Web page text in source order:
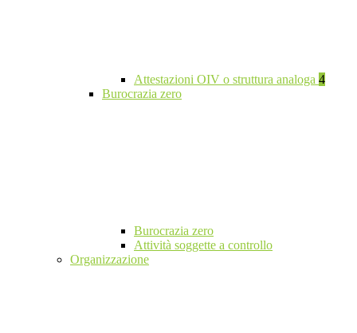
Attestazioni OIV o struttura analoga 4
Burocrazia zero
Burocrazia zero
Attività soggette a controllo
Organizzazione